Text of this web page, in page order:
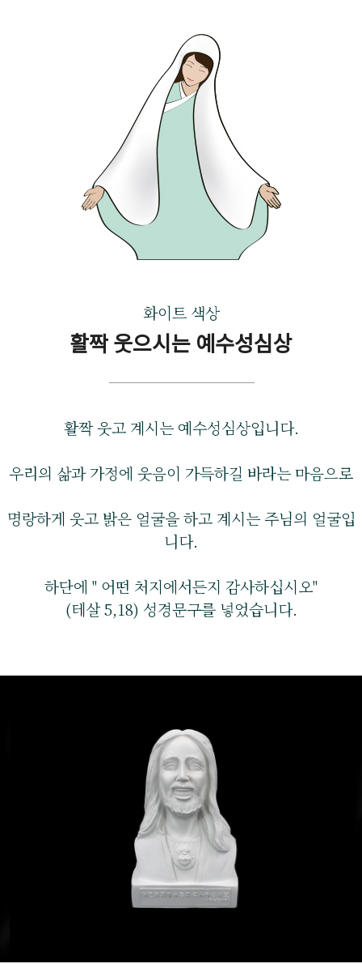
화이트 색상
활짝 웃으시는 예수성심상
활짝 웃고 계시는 예수성심상입니다.
우리의 삶과 가정에 웃음이 가득하길 바라는 마음으로
명랑하게 웃고 밝은 얼굴을 하고 계시는 주님의 얼굴입
니다.
하단에 " 어떤 처지에서든지 감사하십시오"
(테살 5,18) 성경문구를 넣었습니다.